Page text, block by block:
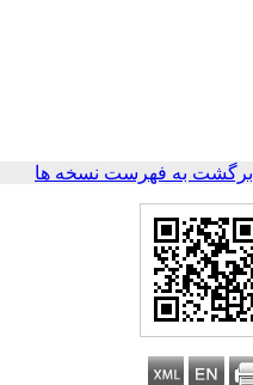
برگشت به فهرست نسخه ها